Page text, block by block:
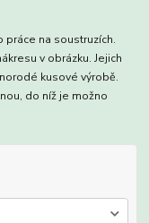
práce na soustruzích.
v obrázku. Jejich
kusové výrobě.
do níž je možno